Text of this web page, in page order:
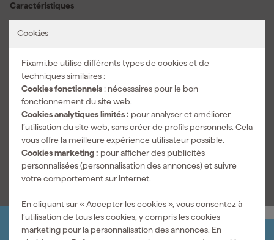
Cookies
Fixami.be utilise différents types de cookies et de
techniques similaires :
Cookies fonctionnels : nécessaires pour le bon
fonctionnement du site web.
Cookies analytiques limités : pour analyser et améliorer
l’utilisation du site web, sans créer de profils personnels. Cela
vous offre la meilleure expérience utilisateur possible.
Cookies marketing : pour afficher des publicités
personnalisées (personnalisation des annonces) et suivre
votre comportement sur Internet.
En cliquant sur « Accepter les cookies », vous consentez à
l’utilisation de tous les cookies, y compris les cookies
marketing pour la personnalisation des annonces. En
confiance lors des travaux de vissage plus exigeants. La tige
vis. Vous limitez ainsi les glissements et travaillez plus
construction. La poignée bimatière est agréable au toucher et
reste bien utilisable en cas de contact avec des chocs ou des
produits chimiques. Grâce au code couleur, vous reconnaissez
plus rapidement le bon tournevis dans votre outillage. Le
marquage laser reste clairement visible lors de l’utilisation
quotidienne. Avec la dimension PZ3 x 150 mm, vous disposez
d’un tournevis Pozidriv pratique pour des travaux de montage
professionnels et des projets de bricolage sérieux.
Caractéristiques
Type de tournevis Tournevis Pozidriv
Informations techniques
EAN
3662424097096
Numéro d'article 423973
Voir toutes les caractéristiques
Organisez-le vous-même